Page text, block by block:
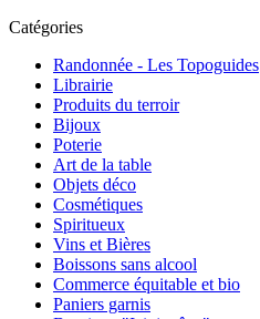
Catégories
Randonnée - Les Topoguides
Librairie
Produits du terroir
Bijoux
Poterie
Art de la table
Objets déco
Cosmétiques
Spiritueux
Vins et Bières
Boissons sans alcool
Commerce équitable et bio
Paniers garnis